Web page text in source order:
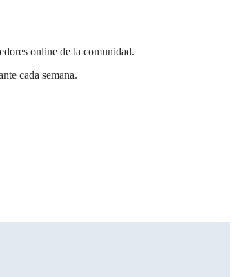
online de la comunidad.
cada semana.